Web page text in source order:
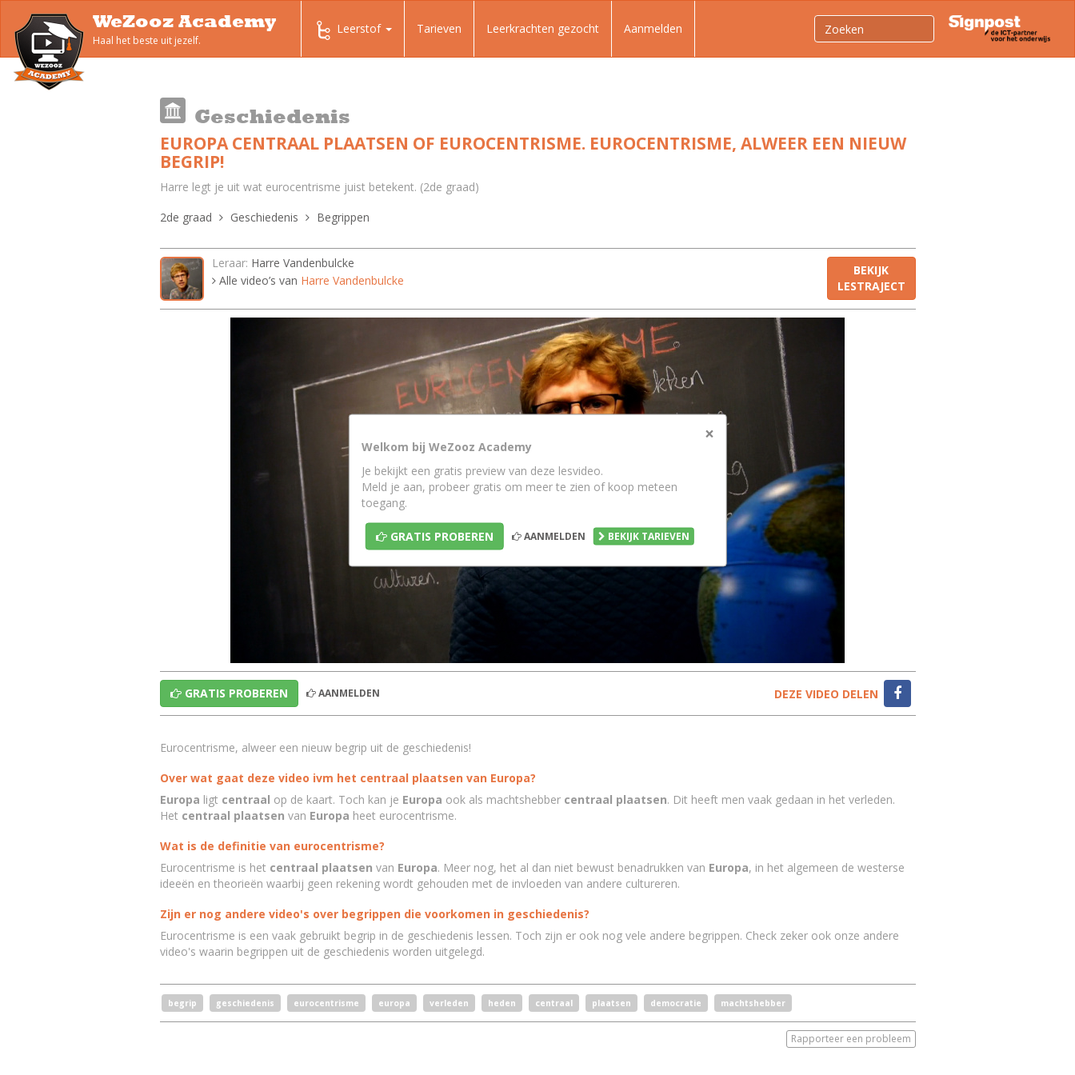
WeZooz Academy
Haal het beste uit jezelf.
Leerstof Tarieven Leerkrachten gezocht Aanmelden
Geschiedenis
EUROPA CENTRAAL PLAATSEN OF EUROCENTRISME. EUROCENTRISME, ALWEER EEN NIEUW
BEGRIP!
Harre legt je uit wat eurocentrisme juist betekent. (2de graad)
2de graad
Geschiedenis Begrippen
Leraar: Harre Vandenbulcke
Alle video’s van Harre Vandenbulcke
BEKIJK
LESTRAJECT
×
Welkom bij WeZooz Academy
Je bekijkt een gratis preview van deze lesvideo.
Meld je aan, probeer gratis om meer te zien of koop meteen
toegang.
GRATIS PROBEREN AANMELDEN BEKIJK TARIEVEN
GRATIS PROBEREN AANMELDEN DEZE VIDEO DELEN
Eurocentrisme, alweer een nieuw begrip uit de geschiedenis!
Over wat gaat deze video ivm het centraal plaatsen van Europa?
Europa ligt centraal op de kaart. Toch kan je Europa ook als machtshebber centraal plaatsen. Dit heeft men vaak gedaan in het verleden.
Het centraal plaatsen van Europa heet eurocentrisme.
Wat is de definitie van eurocentrisme?
Eurocentrisme is het centraal plaatsen van Europa. Meer nog, het al dan niet bewust benadrukken van Europa, in het algemeen de westerse
ideeën en theorieën waarbij geen rekening wordt gehouden met de invloeden van andere cultureren.
Zijn er nog andere video's over begrippen die voorkomen in geschiedenis?
Eurocentrisme is een vaak gebruikt begrip in de geschiedenis lessen. Toch zijn er ook nog vele andere begrippen. Check zeker ook onze andere
video's waarin begrippen uit de geschiedenis worden uitgelegd.
begrip geschiedenis eurocentrisme europa verleden heden centraal plaatsen democratie machtshebber
Rapporteer een probleem